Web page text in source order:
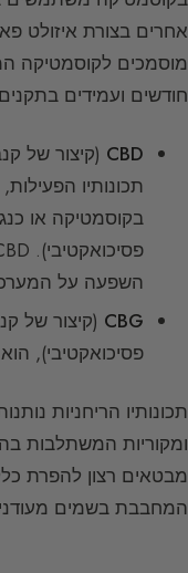
חודשים ועמידים
CBD (קיצור של
תכונותיו
בקוסמטיקה או
השפעה על
CBG (קיצור של
פסיכואקטיבי),
תכונותיו הריחניות
ומקוריות המשתלבות
מבטאים רצון להפרת
המחבבת בשמים